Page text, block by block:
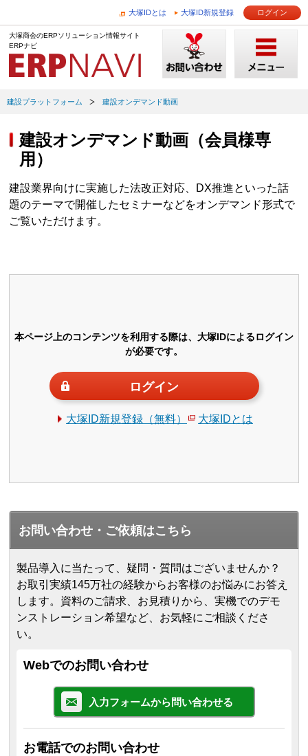
大塚IDとは 大塚ID新規登録 ログイン
大塚商会のERPソリューション情報サイト
ERPナビ
建設プラットフォーム 建設オンデマンド動画
建設オンデマンド動画（会員様専
用）
建設業界向けに実施した法改正対応、DX推進といった話
題のテーマで開催したセミナーなどをオンデマンド形式で
ご覧いただけます。
本ページ上のコンテンツを利用する際は、大塚IDによるログイン
が必要です。
ログイン
大塚ID新規登録（無料） 大塚IDとは
お問い合わせ・ご依頼はこちら
製品導入に当たって、疑問・質問はございませんか？
お取引実績145万社の経験からお客様のお悩みにお答え
します。 資料のご請求、お見積りから、実機でのデモ
ンストレーション希望など、お気軽にご相談くださ
い。
Webでのお問い合わせ
入力フォームから問い合わせる
お電話でのお問い合わせ